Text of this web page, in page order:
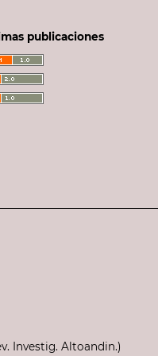
publicaciones
Investig. Altoandin.)